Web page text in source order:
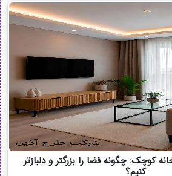
کوچک: چگونه فضا را بزرگتر و دلبازتر
کنیم؟